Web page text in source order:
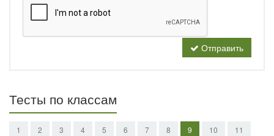
Отправить
Тесты по классам
1 2 3 4 5 6 7 8 9 10 11